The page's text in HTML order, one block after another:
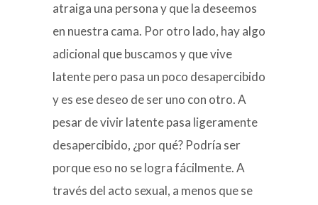
atraiga una persona y que la deseemos
en nuestra cama. Por otro lado, hay algo
adicional que buscamos y que vive
latente pero pasa un poco desapercibido
y es ese deseo de ser uno con otro. A
pesar de vivir latente pasa ligeramente
desapercibido, ¿por qué? Podría ser
porque eso no se logra fácilmente. A
través del acto sexual, a menos que se